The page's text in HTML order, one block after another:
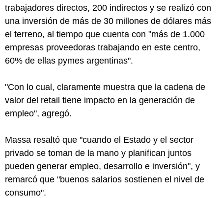
trabajadores directos, 200 indirectos y se realizó con
una inversión de más de 30 millones de dólares más
el terreno, al tiempo que cuenta con "más de 1.000
empresas proveedoras trabajando en este centro,
60% de ellas pymes argentinas".
"Con lo cual, claramente muestra que la cadena de
valor del retail tiene impacto en la generación de
empleo", agregó.
Massa resaltó que "cuando el Estado y el sector
privado se toman de la mano y planifican juntos
pueden generar empleo, desarrollo e inversión", y
remarcó que "buenos salarios sostienen el nivel de
consumo".